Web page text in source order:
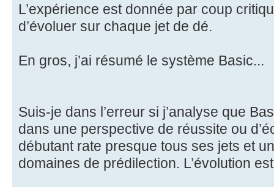
L’expérience est donnée par coup
d’évoluer sur chaque jet de dé.
En gros, j’ai résumé le système Basic...
Suis-je dans l’erreur si j’analyse que
dans une perspective de réussite ou
débutant rate presque tous ses jets et
domaines de prédilection. L’évolution